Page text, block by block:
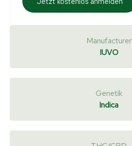
Manufacturer
IUVO
Genetik
Indica